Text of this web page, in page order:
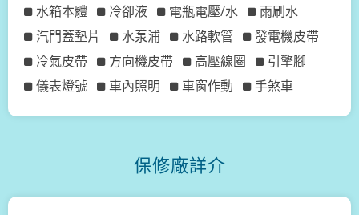
水箱本體
冷卻液 電瓶電壓/水
雨刷水
汽門蓋墊片
水泵浦 水路軟管
發電機皮帶
冷氣皮帶
方向機皮帶 高壓線圈
引擎腳
儀表燈號
車內照明 車窗作動 手煞車
保修廠詳介